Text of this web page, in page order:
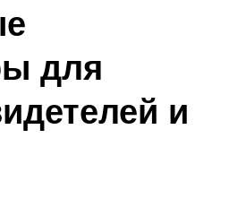
для
и